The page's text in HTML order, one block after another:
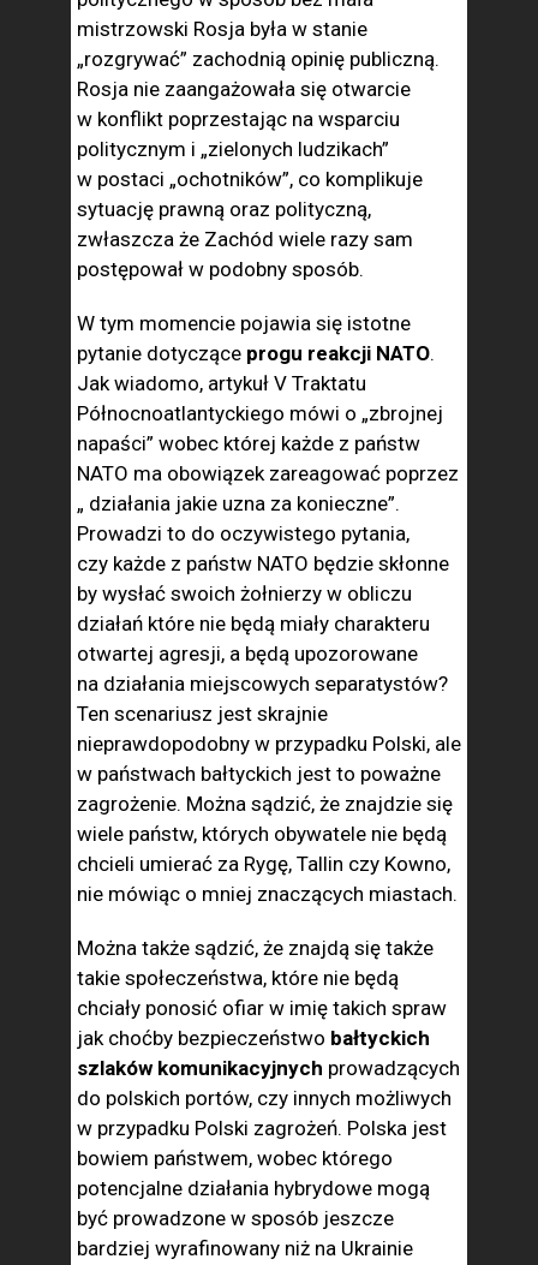
mistrzowski Rosja była w stanie
„rozgrywać” zachodnią opinię publiczną.
Rosja nie zaangażowała się otwarcie
w konflikt poprzestając na wsparciu
politycznym i „zielonych ludzikach”
w postaci „ochotników”, co komplikuje
sytuację prawną oraz polityczną,
zwłaszcza że Zachód wiele razy sam
postępował w podobny sposób.
W tym momencie pojawia się istotne
pytanie dotyczące progu reakcji NATO.
Jak wiadomo, artykuł V Traktatu
Północnoatlantyckiego mówi o „zbrojnej
napaści” wobec której każde z państw
NATO ma obowiązek zareagować poprzez
„ działania jakie uzna za konieczne”.
Prowadzi to do oczywistego pytania,
czy każde z państw NATO będzie skłonne
by wysłać swoich żołnierzy w obliczu
działań które nie będą miały charakteru
otwartej agresji, a będą upozorowane
na działania miejscowych separatystów?
Ten scenariusz jest skrajnie
nieprawdopodobny w przypadku Polski, ale
w państwach bałtyckich jest to poważne
zagrożenie. Można sądzić, że znajdzie się
wiele państw, których obywatele nie będą
chcieli umierać za Rygę, Tallin czy Kowno,
nie mówiąc o mniej znaczących miastach.
Można także sądzić, że znajdą się także
takie społeczeństwa, które nie będą
chciały ponosić ofiar w imię takich spraw
jak choćby bezpieczeństwo bałtyckich
szlaków komunikacyjnych prowadzących
do polskich portów, czy innych możliwych
w przypadku Polski zagrożeń. Polska jest
bowiem państwem, wobec którego
potencjalne działania hybrydowe mogą
być prowadzone w sposób jeszcze
bardziej wyrafinowany niż na Ukrainie